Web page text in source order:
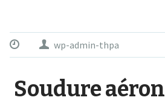
wp-admin-thpa
Soudure